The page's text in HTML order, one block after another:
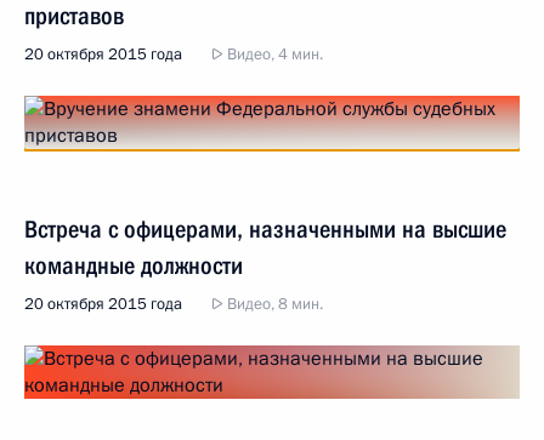
приставов
20 октября 2015 года Видео, 4 мин.
Встреча с офицерами, назначенными на высшие
командные должности
20 октября 2015 года Видео, 8 мин.